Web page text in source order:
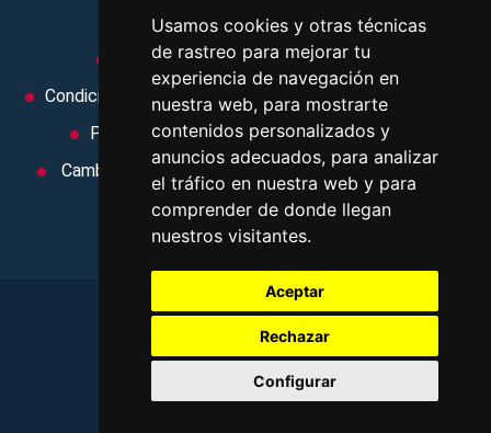
Usamos cookies y otras técnicas
de rastreo para mejorar tu
experiencia de navegación en
nuestra web, para mostrarte
contenidos personalizados y
anuncios adecuados, para analizar
el tráfico en nuestra web y para
comprender de donde llegan
nuestros visitantes.
Aceptar
Rechazar
Configurar
Aviso legal
Condiciones de uso
Condiciones Generales
Ley de Viajes Combinados
Política de privacidad
Uso de cookies
Cambiar preferencias de cookies
Area privada
Contacto